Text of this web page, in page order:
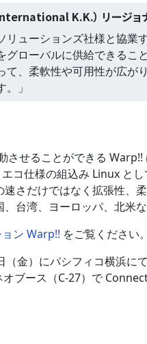
K.K.） リージョ
リューションズ社様と協
ローバルに供給できるこ
、柔軟性や可用性が広が
」
させることができる
コ仕様の組込み Linux と
さだけではなく拡張性、
台湾、ヨーロッパ、北米
ン Warp!! をご覧ください。
（金）にパシフィコ横浜
ブース（C-27）で